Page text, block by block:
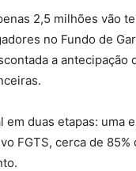
2,5 milhões vão
no Fundo de
a antecipação
duas etapas: uma
FGTS, cerca de